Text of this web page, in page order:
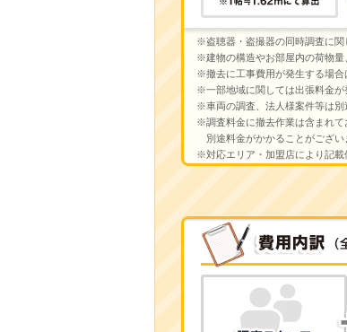
※盗聴器・盗撮器の同時調査に関
※建物の構造やお部屋内の荷物量
※撤去に工事費用が発生する場合
※一部地域に関しては出張料金が
※車両の調査、法人様案件等は別
※調査料金に撤去作業は含まれて
別途料金がかかることがござい
※対応エリア・加盟店により記載